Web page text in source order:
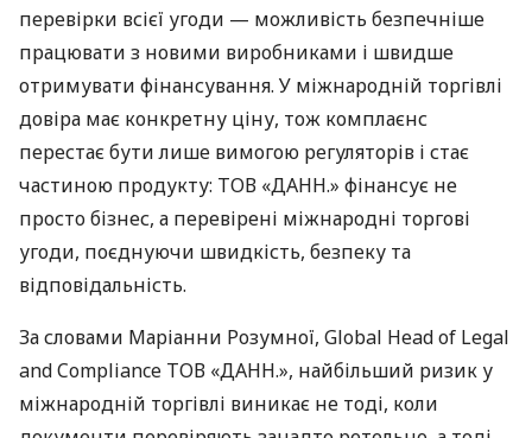
перевірки всієї угоди — можливість безпечніше
працювати з новими виробниками і швидше
отримувати фінансування. У міжнародній торгівлі
довіра має конкретну ціну, тож комплаєнс
перестає бути лише вимогою регуляторів і стає
частиною продукту: ТОВ «ДАНН.» фінансує не
просто бізнес, а перевірені міжнародні торгові
угоди, поєднуючи швидкість, безпеку та
відповідальність.
За словами Маріанни Розумної, Global Head of Legal
and Compliance ТОВ «ДАНН.», найбільший ризик у
міжнародній торгівлі виникає не тоді, коли